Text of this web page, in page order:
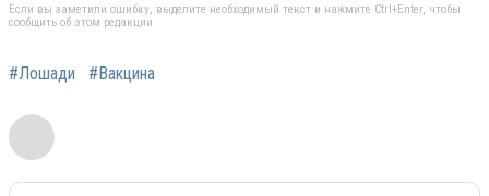
Если вы заметили ошибку, выделите необходимый текст и нажмите Ctrl+Enter, чтобы
сообщить об этом редакции
#Лошади #Вакцина